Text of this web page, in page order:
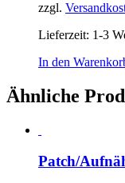
zzgl.
Lieferzeit: 1-3
In den
Ähnliche
Patch/